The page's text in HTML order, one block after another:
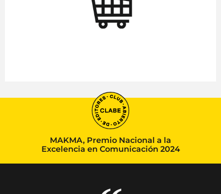
MAKMA, Premio Nacional a la
Excelencia en Comunicación 2024